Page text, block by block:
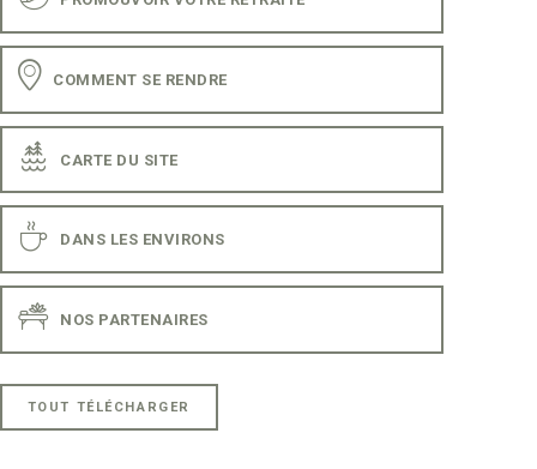
COMMENT SE RENDRE
CARTE DU SITE
DANS LES ENVIRONS
NOS PARTENAIRES
TOUT TÉLÉCHARGER